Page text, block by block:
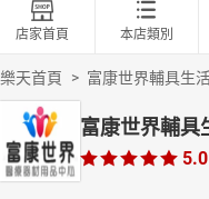
天天免運 美食蛋
居家生活 3C家
店家首頁 本店類別
樂天首頁 > 富康世界輔具生
富康世界輔具
5.0